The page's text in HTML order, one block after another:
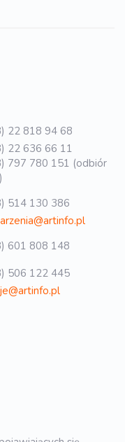
22 818 94 68
22 636 66 11
797 780 151 (odbiór
514 130 386
601 808 148
506 122 445